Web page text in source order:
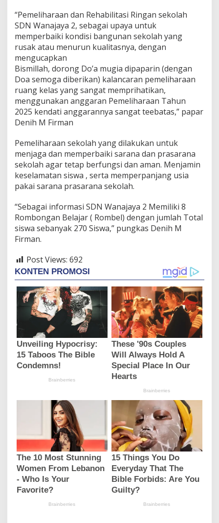
i
n
g
a
“Pemeliharaan dan Rehabilitasi Ringan sekolah
SDN Wanajaya 2, sebagai upaya untuk
memperbaiki kondisi bangunan sekolah yang
rusak atau menurun kualitasnya, dengan
mengucapkan
Bismillah, dorong Do’a mugia dipaparin (dengan
Doa semoga diberikan) kalancaran pemeliharaan
ruang kelas yang sangat memprihatikan,
menggunakan anggaran Pemeliharaan Tahun
2025 kendati anggarannya sangat teebatas,” papar
Denih M Firman
Pemeliharaan sekolah yang dilakukan untuk
menjaga dan memperbaiki sarana dan prasarana
sekolah agar tetap berfungsi dan aman. Menjamin
keselamatan siswa , serta memperpanjang usia
pakai sarana prasarana sekolah.
“Sebagai informasi SDN Wanajaya 2 Memiliki 8
Rombongan Belajar ( Rombel) dengan jumlah Total
siswa sebanyak 270 Siswa,” pungkas Denih M
Firman.
Post Views: 692